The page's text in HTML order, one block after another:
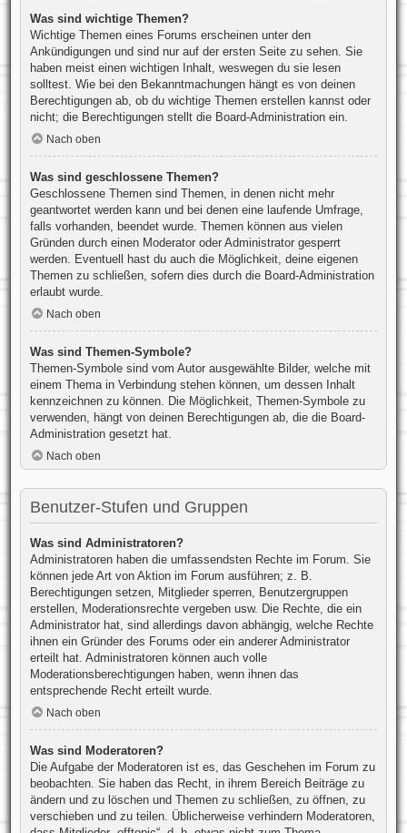
Was sind wichtige Themen?
Wichtige Themen eines Forums erscheinen unter den
Ankündigungen und sind nur auf der ersten Seite zu sehen. Sie
haben meist einen wichtigen Inhalt, weswegen du sie lesen
solltest. Wie bei den Bekanntmachungen hängt es von deinen
Berechtigungen ab, ob du wichtige Themen erstellen kannst oder
nicht; die Berechtigungen stellt die Board-Administration ein.
Nach oben
Was sind geschlossene Themen?
Geschlossene Themen sind Themen, in denen nicht mehr
geantwortet werden kann und bei denen eine laufende Umfrage,
falls vorhanden, beendet wurde. Themen können aus vielen
Gründen durch einen Moderator oder Administrator gesperrt
werden. Eventuell hast du auch die Möglichkeit, deine eigenen
Themen zu schließen, sofern dies durch die Board-Administration
erlaubt wurde.
Nach oben
Was sind Themen-Symbole?
Themen-Symbole sind vom Autor ausgewählte Bilder, welche mit
einem Thema in Verbindung stehen können, um dessen Inhalt
kennzeichnen zu können. Die Möglichkeit, Themen-Symbole zu
verwenden, hängt von deinen Berechtigungen ab, die die Board-
Administration gesetzt hat.
Nach oben
Benutzer-Stufen und Gruppen
Was sind Administratoren?
Administratoren haben die umfassendsten Rechte im Forum. Sie
können jede Art von Aktion im Forum ausführen; z. B.
Berechtigungen setzen, Mitglieder sperren, Benutzergruppen
erstellen, Moderationsrechte vergeben usw. Die Rechte, die ein
Administrator hat, sind allerdings davon abhängig, welche Rechte
ihnen ein Gründer des Forums oder ein anderer Administrator
erteilt hat. Administratoren können auch volle
Moderationsberechtigungen haben, wenn ihnen das
entsprechende Recht erteilt wurde.
Nach oben
Was sind Moderatoren?
Die Aufgabe der Moderatoren ist es, das Geschehen im Forum zu
beobachten. Sie haben das Recht, in ihrem Bereich Beiträge zu
ändern und zu löschen und Themen zu schließen, zu öffnen, zu
verschieben und zu teilen. Üblicherweise verhindern Moderatoren,